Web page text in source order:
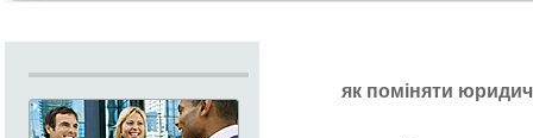
як поміняти